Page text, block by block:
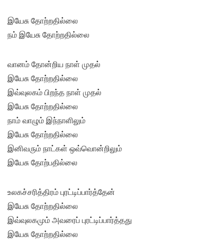
இயேசு தோற்றதில்லை
நம் இயேசு தோற்றதில்லை
வானம் தோன்றிய நாள் முதல்
இயேசு தோற்றதில்லை
இவ்வுலகம் பிறந்த நாள் முதல்
இயேசு தோற்றதில்லை
நாம் வாழும் இந்நாளிலும்
இயேசு தோற்றதில்லை
இனிவரும் நாட்கள் ஒவ்வொன்றிலும்
இயேசு தோற்பதில்லை
உலகச்சரித்திரம் புரட்டிப்பார்த்தேன்
இயேசு தோற்றதில்லை
இவ்வுலகமும் அவரைப் புரட்டிப்பார்த்தது
இயேசு தோற்றதில்லை